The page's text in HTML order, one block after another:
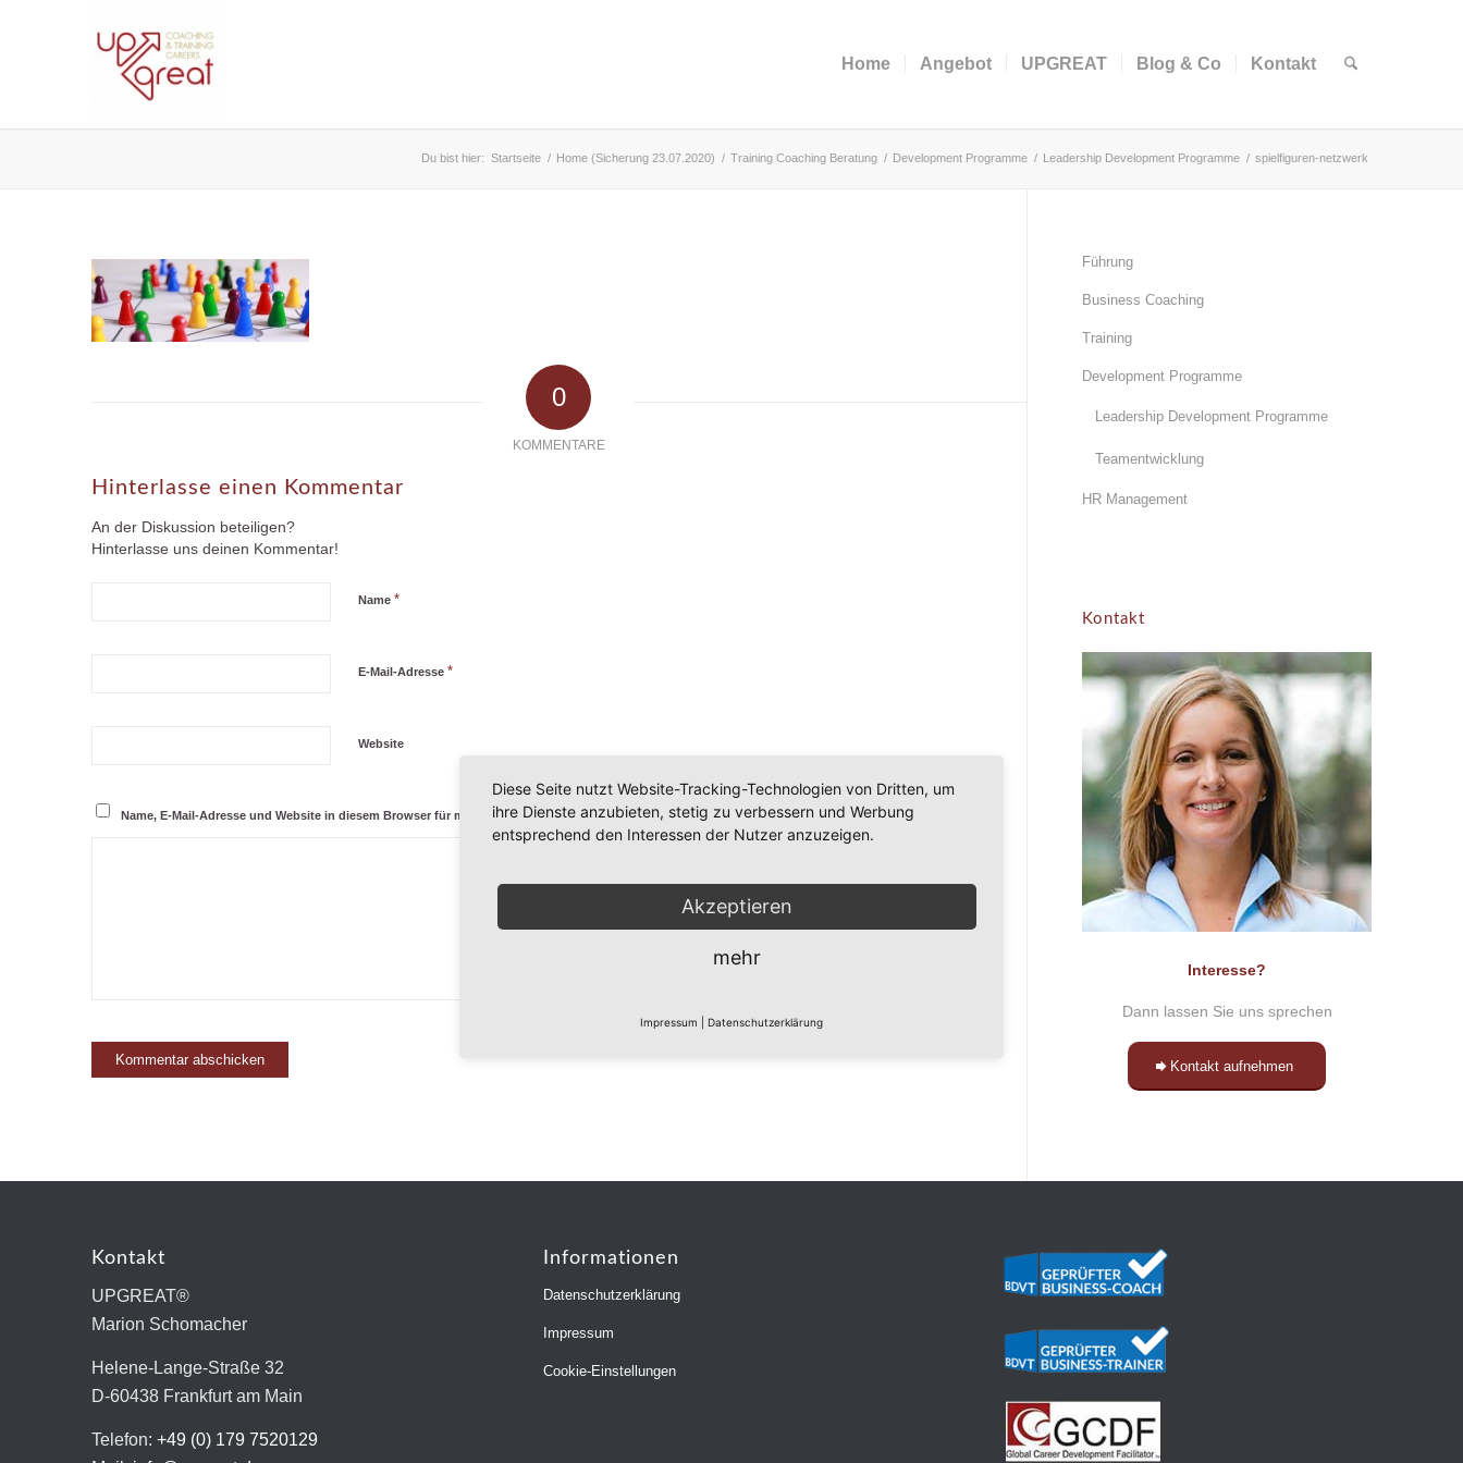
Home Angebot UPGREAT Blog & Co Kontakt
Du bist hier: Startseite / Home (Sicherung 23.07.2020) / Training Coaching Beratung / Development Programme / Leadership Development Programme / spielfiguren-netzwerk
0
KOMMENTARE
Hinterlasse einen Kommentar
An der Diskussion beteiligen?
Hinterlasse uns deinen Kommentar!
Name *
E-Mail-Adresse *
Website
Name, E-Mail-Adresse und Website in diesem Browser für meinen nächsten Kommentar speichern.
Führung
Business Coaching
Training
Development Programme
Leadership Development Programme
Teamentwicklung
HR Management
Kontakt
Interesse?
Dann lassen Sie uns sprechen
Kontakt aufnehmen
Kontakt
UPGREAT®
Marion Schomacher
Helene-Lange-Straße 32
D-60438 Frankfurt am Main
Telefon: +49 (0) 179 7520129
Informationen
Datenschutzerklärung
Impressum
Cookie-Einstellungen
Diese Seite nutzt Website-Tracking-Technologien von Dritten, um
ihre Dienste anzubieten, stetig zu verbessern und Werbung
entsprechend den Interessen der Nutzer anzuzeigen.
Akzeptieren
mehr
Impressum Datenschutzerklärung